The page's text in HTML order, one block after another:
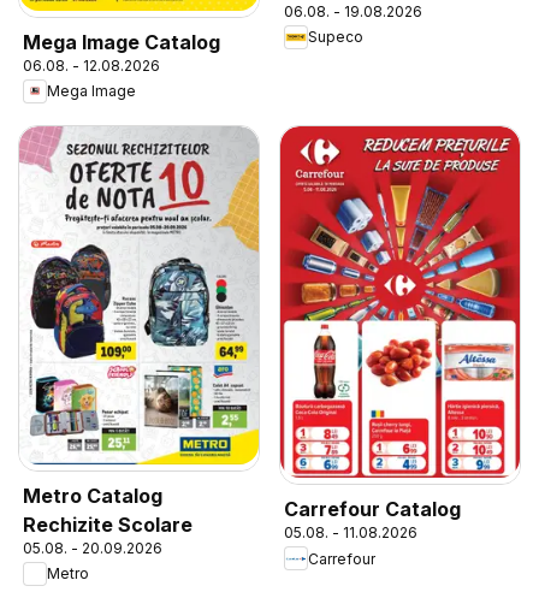
Mega Image Catalog
06.08. - 12.08.2026
Mega Image
06.08. - 19.08.2026
Supeco
Metro Catalog
Rechizite Scolare
05.08. - 20.09.2026
Metro
Carrefour Catalog
05.08. - 11.08.2026
Carrefour